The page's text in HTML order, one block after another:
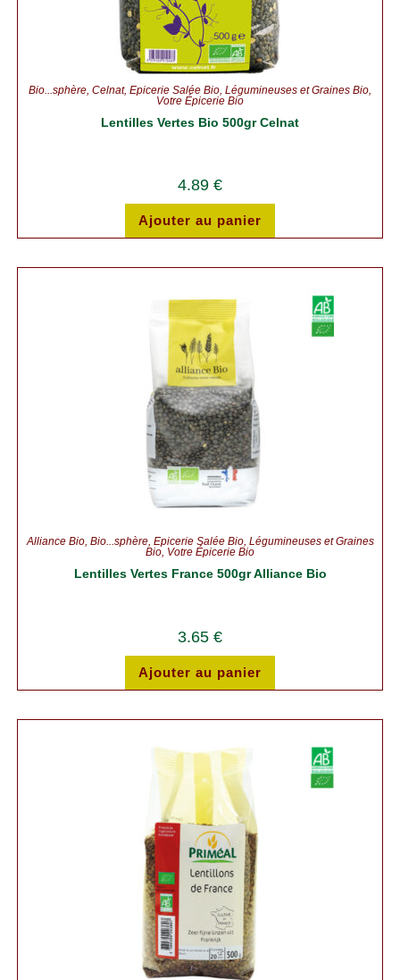
Bio...sphère Celnat, Épicerie Salée Bio Légumineuses et Graines Bio
Votre Épicerie Bio
Lentilles Vertes Bio 500gr Celnat
4.89 €
Ajouter au panier
Alliance Bio, Bio...sphère, Épicerie Salée Bio, Légumineuses et Graines
Bio, Votre Épicerie Bio
Lentilles Vertes France 500gr Alliance Bio
3.65 €
Ajouter au panier